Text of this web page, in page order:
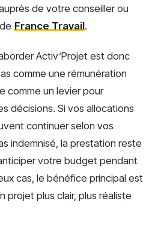
de votre conseiller ou
France Travail.
Activ’Projet est donc
comme une rémunération
comme un levier pour
décisions. Si vos allocations
continuer selon vos
indemnisé, la prestation reste
votre budget pendant
cas, le bénéfice principal est
projet plus clair, plus réaliste